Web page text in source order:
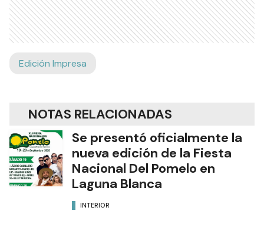
Edición Impresa
NOTAS RELACIONADAS
Se presentó oficialmente la
nueva edición de la Fiesta
Nacional Del Pomelo en
Laguna Blanca
INTERIOR